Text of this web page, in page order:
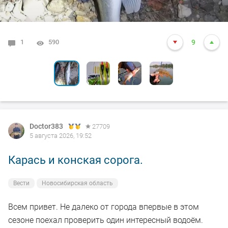
1 590 9
8 6877 7
0 3159 9
0 2734 6
0 4185 8
Doctor383
27709
5 августа 2026, 19:52
Карась и конская сорога.
Вести Новосибирская область
Всем привет. Не далеко от города впервые в этом
сезоне поехал проверить один интересный водоём.